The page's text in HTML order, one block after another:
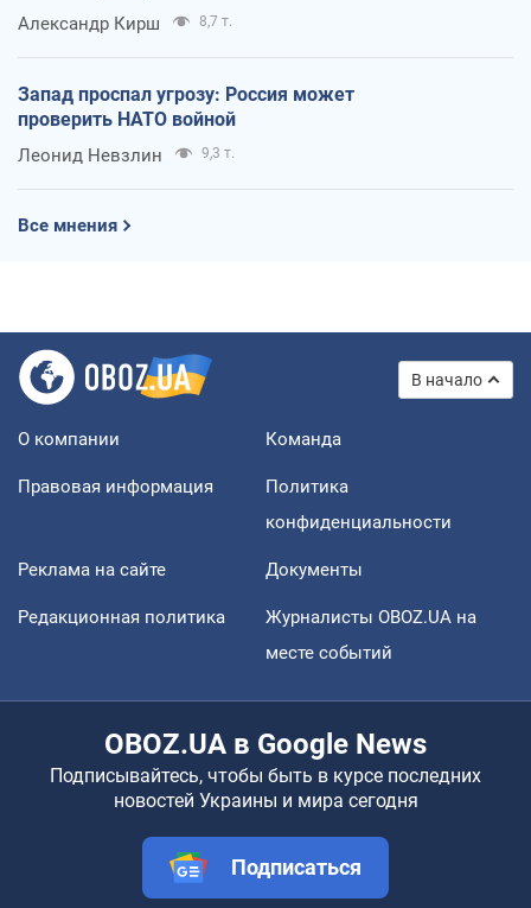
Александр Кирш 8,7 т.
Запад проспал угрозу: Россия может
проверить НАТО войной
Леонид Невзлин 9,3 т.
Все мнения
В начало
О компании Команда
Правовая информация
Политика
конфиденциальности
Реклама на сайте Документы
Редакционная политика
Журналисты OBOZ.UA на
месте событий
OBOZ.UA в Google News
Подписывайтесь, чтобы быть в курсе последних
новостей Украины и мира сегодня
Подписаться